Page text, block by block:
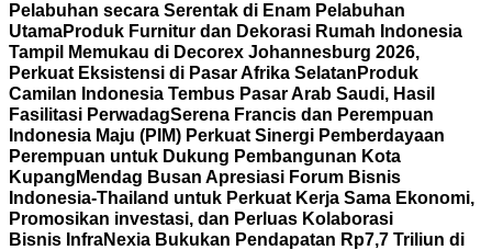
Pelabuhan secara Serentak di Enam Pelabuhan
UtamaProduk Furnitur dan Dekorasi Rumah Indonesia
Tampil Memukau di Decorex Johannesburg 2026,
Perkuat Eksistensi di Pasar Afrika Selatan Produk
Camilan Indonesia Tembus Pasar Arab Saudi, Hasil
Fasilitasi PerwadagSerena Francis dan Perempuan
Indonesia Maju (PIM) Perkuat Sinergi Pemberdayaan
Perempuan untuk Dukung Pembangunan Kota
Kupang Mendag Busan Apresiasi Forum Bisnis
Indonesia-Thailand untuk Perkuat Kerja Sama Ekonomi,
Promosikan investasi, dan Perluas Kolaborasi
Bisnis InfraNexia Bukukan Pendapatan Rp7,7 Triliun di